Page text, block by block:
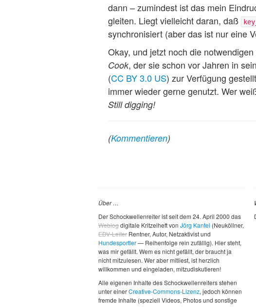
dann – zumindest ist das mein
gleiten. Liegt vielleicht daran, daß
synchronisiert (aber das ist nur eine
Okay, und jetzt noch die
Cook, der sie schon vor Jahren in
(CC BY 3.0 US) zur Verfügung
immer wieder gerne genutzt. Wer
Still digging!
(Kommentieren)
Über …
Der Schockwellenreiter ist seit dem 24. April 2000 das
Weblogdigitale Kritzelheft von Jörg Kantel (Neuköllner,
EDV-Leiter Rentner, Autor, Netzaktivist und
Hundesportler— Reihenfolge rein zufällig). Hier steht,
was mir gefällt. Wem es nicht gefällt, der braucht ja
nicht mitzulesen. Wer aber mitliest, ist herzlich
willkommen und eingeladen, mitzudiskutieren!
Alle eigenen Inhalte des Schockwellenreiters stehen
unter einerCreative-Commons-Lizenz, jedoch können
fremde Inhalte (speziell Videos, Photos und sonstige